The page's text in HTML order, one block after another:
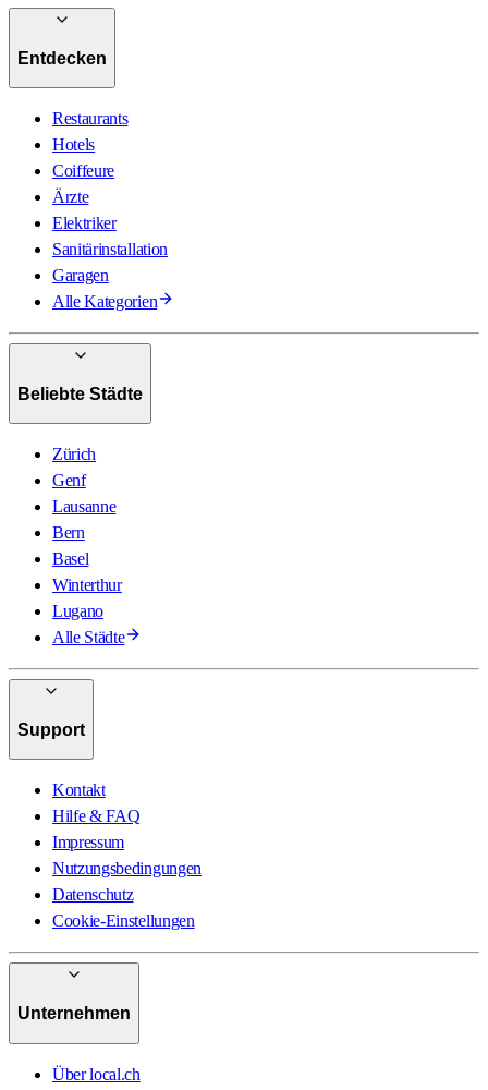
Entdecken
Restaurants
Hotels
Coiffeure
Ärzte
Elektriker
Sanitärinstallation
Garagen
Alle Kategorien
Beliebte Städte
Zürich
Genf
Lausanne
Bern
Basel
Winterthur
Lugano
Alle Städte
Support
Kontakt
Hilfe & FAQ
Impressum
Nutzungsbedingungen
Datenschutz
Cookie-Einstellungen
Unternehmen
Über local.ch